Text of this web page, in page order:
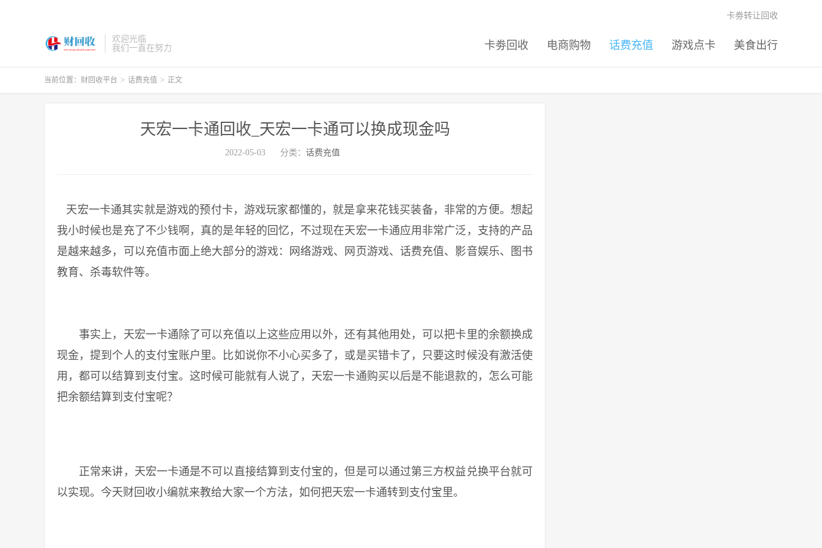
欢迎光临
我们一直在努力
卡劵回收 电商购物 话费充值 游戏点卡 美食出行
卡劵转让回收
当前位置： 财回收平台 > 话费充值 > 正文
天宏一卡通回收_天宏一卡通可以换成现金吗
2022-05-03 分类： 话费充值
天宏一卡通其实就是游戏的预付卡，游戏玩家都懂的，就是拿来花钱买装备，非常的方便。想起
我小时候也是充了不少钱啊，真的是年轻的回忆，不过现在天宏一卡通应用非常广泛，支持的产品
是越来越多，可以充值市面上绝大部分的游戏：网络游戏、网页游戏、话费充值、影音娱乐、图书
教育、杀毒软件等。
事实上，天宏一卡通除了可以充值以上这些应用以外，还有其他用处，可以把卡里的余额换成
现金，提到个人的支付宝账户里。比如说你不小心买多了，或是买错卡了，只要这时候没有激活使
用，都可以结算到支付宝。这时候可能就有人说了，天宏一卡通购买以后是不能退款的，怎么可能
把余额结算到支付宝呢？
正常来讲，天宏一卡通是不可以直接结算到支付宝的，但是可以通过第三方权益兑换平台就可
以实现。今天财回收小编就来教给大家一个方法，如何把天宏一卡通转到支付宝里。